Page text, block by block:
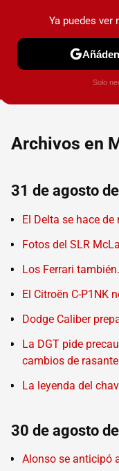
PRUEBAS COCHES
Archivos en
31 de agosto
El Delta se hace de
Fotos del SLR
Los Ferrari
El Citroën C-P1NK
Dodge Caliber
La DGT pide
cambios de rasante
La leyenda del
30 de agosto
Alonso se anticipó
Ya puedes ver
Solo